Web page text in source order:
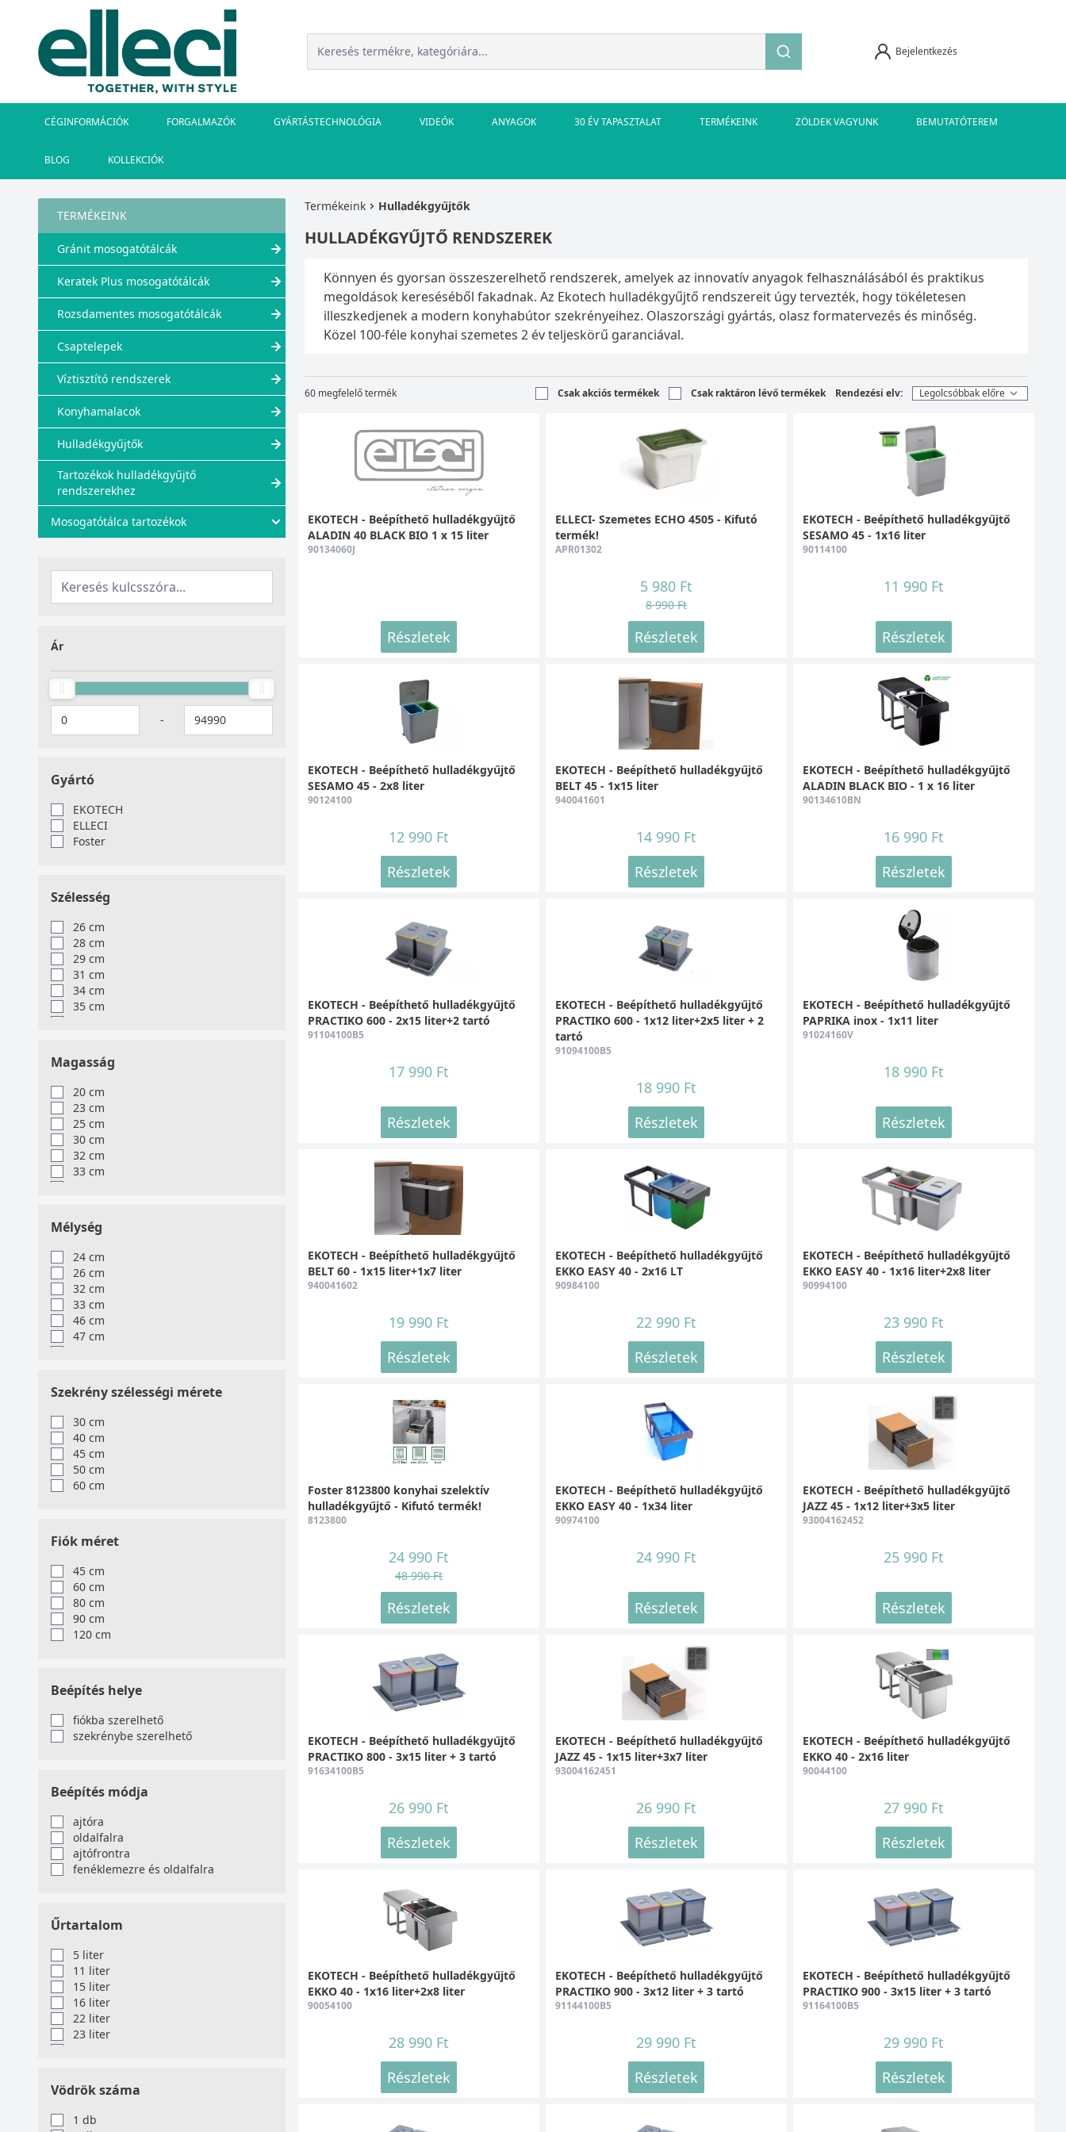
Bejelentkezés
CÉGINFORMÁCIÓK FORGALMAZÓK GYÁRTÁSTECHNOLÓGIA VIDEÓK ANYAGOK 30 ÉV TAPASZTALAT TERMÉKEINK ZÖLDEK VAGYUNK BEMUTATÓTEREM
BLOG KOLLEKCIÓK
TERMÉKEINK
Gránit mosogatótálcák
Keratek Plus mosogatótálcák
Rozsdamentes mosogatótálcák
Csaptelepek
Víztisztító rendszerek
Konyhamalacok
Hulladékgyűjtők
Tartozékok hulladékgyűjtő
rendszerekhez
Mosogatótálca tartozékok
Ár
-
Gyártó
EKOTECH
ELLECI
Foster
Szélesség
26 cm
28 cm
29 cm
31 cm
34 cm
35 cm
41 cm
48 cm
51 cm
54 cm
56 cm
71 cm
81 cm
111 cm
35.5 cm
55.5 cm
Magasság
20 cm
23 cm
25 cm
30 cm
32 cm
33 cm
36 cm
43 cm
45 cm
46 cm
48 cm
53 cm
55 cm
58 cm
60 cm
Mélység
24 cm
26 cm
32 cm
33 cm
46 cm
47 cm
50 cm
21.5 cm
31.5 cm
46.5 cm
48.5 cm
Szekrény szélességi mérete
30 cm
40 cm
45 cm
50 cm
60 cm
Fiók méret
45 cm
60 cm
80 cm
90 cm
120 cm
Beépítés helye
fiókba szerelhető
szekrénybe szerelhető
Beépítés módja
ajtóra
oldalfalra
ajtófrontra
fenéklemezre és oldalfalra
Űrtartalom
5 liter
11 liter
15 liter
16 liter
22 liter
23 liter
33 liter
34 liter
36 liter
Vödrök száma
1 db
Termékeink Hulladékgyűjtők
HULLADÉKGYŰJTŐ RENDSZEREK
Könnyen és gyorsan összeszerelhető rendszerek, amelyek az innovatív anyagok felhasználásából és praktikus
megoldások kereséséből fakadnak. Az Ekotech hulladékgyűjtő rendszereit úgy tervezték, hogy tökéletesen
illeszkedjenek a modern konyhabútor szekrényeihez. Olaszországi gyártás, olasz formatervezés és minőség.
Közel 100-féle konyhai szemetes 2 év teljeskörű garanciával.
60 megfelelő termék Csak akciós termékek Csak raktáron lévő termékek Rendezési elv:
EKOTECH - Beépíthető hulladékgyűjtő
ALADIN 40 BLACK BIO 1 x 15 liter
90134060J
Részletek
ELLECI- Szemetes ECHO 4505 - Kifutó
termék!
APR01302
5 980 Ft
8 990 Ft
Részletek
EKOTECH - Beépíthető hulladékgyűjtő
SESAMO 45 - 1x16 liter
90114100
11 990 Ft
Részletek
EKOTECH - Beépíthető hulladékgyűjtő
SESAMO 45 - 2x8 liter
90124100
12 990 Ft
Részletek
EKOTECH - Beépíthető hulladékgyűjtő
BELT 45 - 1x15 liter
940041601
14 990 Ft
Részletek
EKOTECH - Beépíthető hulladékgyűjtő
ALADIN BLACK BIO - 1 x 16 liter
90134610BN
16 990 Ft
Részletek
EKOTECH - Beépíthető hulladékgyűjtő
PRACTIKO 600 - 2x15 liter+2 tartó
91104100B5
17 990 Ft
Részletek
EKOTECH - Beépíthető hulladékgyűjtő
PRACTIKO 600 - 1x12 liter+2x5 liter + 2
tartó
91094100B5
18 990 Ft
Részletek
EKOTECH - Beépíthető hulladékgyűjtő
PAPRIKA inox - 1x11 liter
91024160V
18 990 Ft
Részletek
EKOTECH - Beépíthető hulladékgyűjtő
BELT 60 - 1x15 liter+1x7 liter
940041602
19 990 Ft
Részletek
EKOTECH - Beépíthető hulladékgyűjtő
EKKO EASY 40 - 2x16 LT
90984100
22 990 Ft
Részletek
EKOTECH - Beépíthető hulladékgyűjtő
EKKO EASY 40 - 1x16 liter+2x8 liter
90994100
23 990 Ft
Részletek
Foster 8123800 konyhai szelektív
hulladékgyűjtő - Kifutó termék!
8123800
24 990 Ft
48 990 Ft
Részletek
EKOTECH - Beépíthető hulladékgyűjtő
EKKO EASY 40 - 1x34 liter
90974100
24 990 Ft
Részletek
EKOTECH - Beépíthető hulladékgyűjtő
JAZZ 45 - 1x12 liter+3x5 liter
93004162452
25 990 Ft
Részletek
EKOTECH - Beépíthető hulladékgyűjtő
PRACTIKO 800 - 3x15 liter + 3 tartó
91634100B5
26 990 Ft
Részletek
EKOTECH - Beépíthető hulladékgyűjtő
JAZZ 45 - 1x15 liter+3x7 liter
93004162451
26 990 Ft
Részletek
EKOTECH - Beépíthető hulladékgyűjtő
EKKO 40 - 2x16 liter
90044100
27 990 Ft
Részletek
EKOTECH - Beépíthető hulladékgyűjtő
EKKO 40 - 1x16 liter+2x8 liter
90054100
28 990 Ft
Részletek
EKOTECH - Beépíthető hulladékgyűjtő
PRACTIKO 900 - 3x12 liter + 3 tartó
91144100B5
29 990 Ft
Részletek
EKOTECH - Beépíthető hulladékgyűjtő
PRACTIKO 900 - 3x15 liter + 3 tartó
91164100B5
29 990 Ft
Részletek